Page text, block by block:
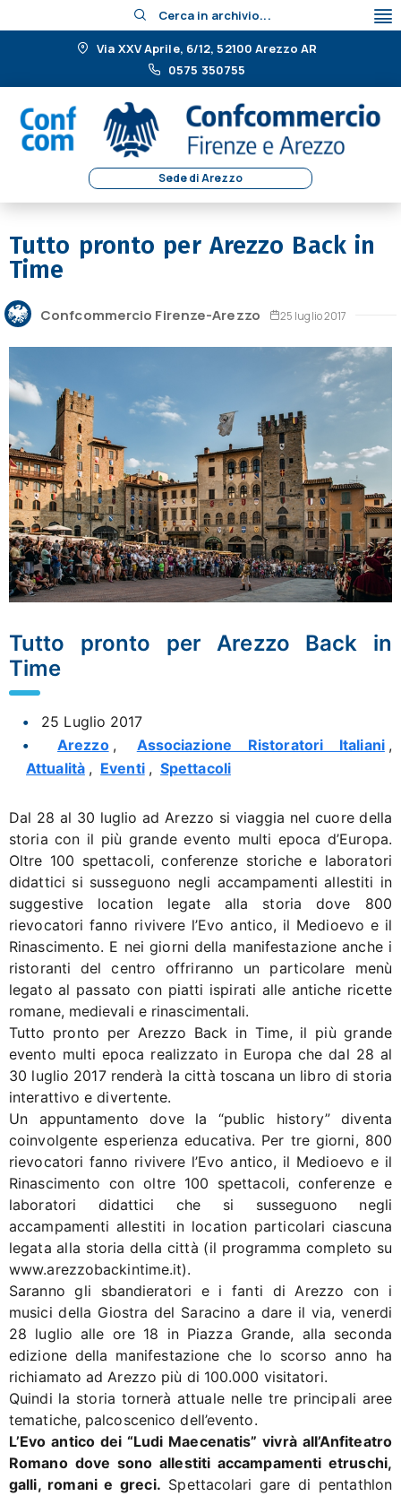
Cerca in archivio...
Via XXV Aprile, 6/12, 52100 Arezzo AR
0575 350755
Sede di Arezzo
Tutto pronto per Arezzo Back in
Time
Confcommercio Firenze-Arezzo 25 luglio 2017
Tutto pronto per Arezzo Back in
Time
25 Luglio 2017
Arezzo , Associazione Ristoratori Italiani ,
Attualità , Eventi , Spettacoli
Dal 28 al 30 luglio ad Arezzo si viaggia nel cuore della
storia con il più grande evento multi epoca d’Europa.
Oltre 100 spettacoli, conferenze storiche e laboratori
didattici si susseguono negli accampamenti allestiti in
suggestive location legate alla storia dove 800
rievocatori fanno rivivere l’Evo antico, il Medioevo e il
Rinascimento. E nei giorni della manifestazione anche i
ristoranti del centro offriranno un particolare menù
legato al passato con piatti ispirati alle antiche ricette
romane, medievali e rinascimentali.
Tutto pronto per Arezzo Back in Time, il più grande
evento multi epoca realizzato in Europa che dal 28 al
30 luglio 2017 renderà la città toscana un libro di storia
interattivo e divertente.
Un appuntamento dove la “public history” diventa
coinvolgente esperienza educativa. Per tre giorni, 800
rievocatori fanno rivivere l’Evo antico, il Medioevo e il
Rinascimento con oltre 100 spettacoli, conferenze e
laboratori didattici che si susseguono negli
accampamenti allestiti in location particolari ciascuna
legata alla storia della città (il programma completo su
www.arezzobackintime.it).
Saranno gli sbandieratori e i fanti di Arezzo con i
musici della Giostra del Saracino a dare il via, venerdi
28 luglio alle ore 18 in Piazza Grande, alla seconda
edizione della manifestazione che lo scorso anno ha
richiamato ad Arezzo più di 100.000 visitatori.
Quindi la storia tornerà attuale nelle tre principali aree
tematiche, palcoscenico dell’evento.
L’Evo antico dei “Ludi Maecenatis” vivrà all’Anfiteatro
Romano dove sono allestiti accampamenti etruschi,
galli, romani e greci. Spettacolari gare di pentathlon